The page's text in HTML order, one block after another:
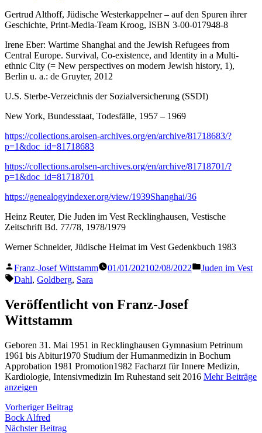
Gertrud Althoff, Jüdische Westerkappelner – auf den Spuren ihrer
Geschichte, Print-Media-Team Kroog, ISBN 3-00-017948-8
Irene Eber: Wartime Shanghai and the Jewish Refugees from
Central Europe. Survival, Co-existence, and Identity in a Multi-
ethnic City (= New perspectives on modern Jewish history, 1),
Berlin u. a.: de Gruyter, 2012
U.S. Sterbe-Verzeichnis der Sozialversicherung (SSDI)
New York, Bundesstaat, Todesfälle, 1957 – 1969
https://collections.arolsen-archives.org/en/archive/81718683/?
p=1&doc_id=81718683
https://collections.arolsen-archives.org/en/archive/81718701/?
p=1&doc_id=81718701
https://genealogyindexer.org/view/1939Shanghai/36
Heinz Reuter, Die Juden im Vest Recklinghausen, Vestische
Zeitschrift Bd. 77/78, 1978/1979
Werner Schneider, Jüdische Heimat im Vest Gedenkbuch 1983
Veröffentlicht
von
Franz-Josef Wittstamm 01/01/202102/08/2022
Veröffentlicht
Juden im Vest
Schlagwörter:
Dahl, Goldberg, Sara
Veröffentlicht von Franz-Josef
Wittstamm
Geboren 31. Mai 1951 in Recklinghausen Gymnasium Petrinum
1961 bis Abitur1970 Studium der Humanmedizin in Bochum
Approbation 1981 Promotion1982 Facharzt für Innere Medizin,
Kardiologie, Intensivmedizin Im Ruhestand seit 2016 Mehr Beiträge
anzeigen
Beitragsnavigation
Vorheriger BeitragVorheriger
Bock Alfred
Nächster BeitragNächster